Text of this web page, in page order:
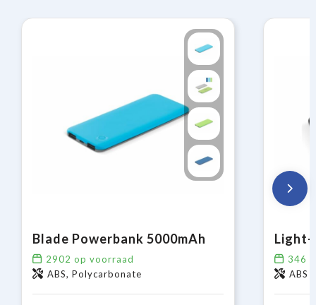
Blade Powerbank 5000mAh
2902 op voorraad
ABS, Polycarbonate
346
ABS